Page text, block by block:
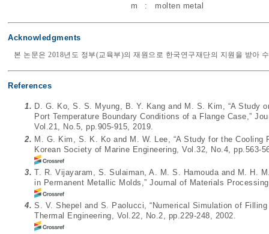
m : molten metal
Acknowledgments
본 논문은 2018년도 정부(교육부)의 재원으로 한국연구재단의 지원을 받아
References
1. D. G. Ko, S. S. Myung, B. Y. Kang and M. S. Kim, “A Study
Port Temperature Boundary Conditions of a Flange Case,”
Vol.21, No.5, pp.905-915, 2019.
2. M. G. Kim, S. K. Ko and M. W. Lee, “A Study for the
Korean Society of Marine Engineering, Vol.32, No.4, pp.563-
3. T. R. Vijayaram, S. Sulaiman, A. M. S. Hamouda and M. H.
in Permanent Metallic Molds,” Journal of Materials
4. S. V. Shepel and S. Paolucci, “Numerical Simulation of
Thermal Engineering, Vol.22, No.2, pp.229-248, 2002.